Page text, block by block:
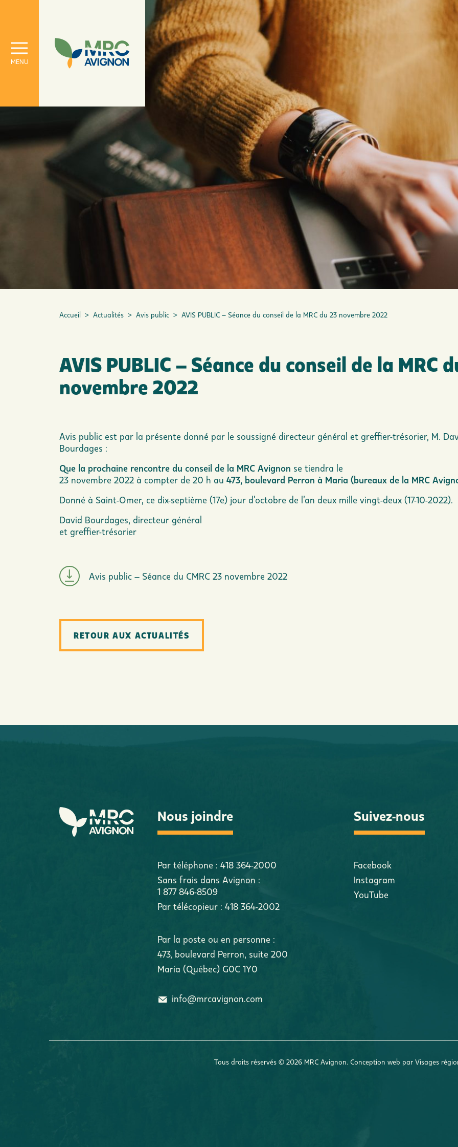
Le conseil de la MRC L’équipe Nos
Accueil > Actualités > Avis public > AVIS PUBLIC – Séance du conseil de la MRC du 23 novembre 2022
AVIS PUBLIC – Séance du conseil de la MRC
novembre 2022
Avis public est par la présente donné par le soussigné directeur général et greffier-trésorier, M.
Bourdages :
Que la prochaine rencontre du conseil de la MRC Avignon se tiendra le
23 novembre 2022 à compter de 20 h au 473, boulevard Perron à Maria (bureaux de la MRC
Donné à Saint-Omer, ce dix-septième (17e) jour d’octobre de l’an deux mille vingt-deux (17-10-2022).
David Bourdages, directeur général
et greffier-trésorier
Avis public – Séance du CMRC 23 novembre 2022
RETOUR AUX ACTUALITÉS
Nous joindre
Par téléphone : 418 364-2000
Sans frais dans Avignon :
1 877 846-8509
Par télécopieur : 418 364-2002
Par la poste ou en personne :
473, boulevard Perron, suite 200
Maria (Québec) G0C 1Y0
info@mrcavignon.com
Suivez-nous
Facebook
Instagram
YouTube
Tous droits réservés © 2026 MRC Avignon. Conception web par Visages